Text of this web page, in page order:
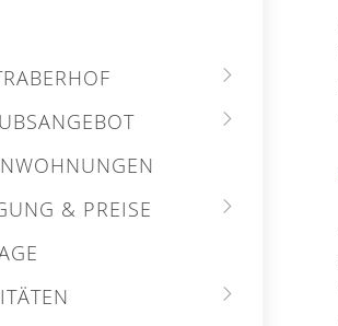
& PREISE